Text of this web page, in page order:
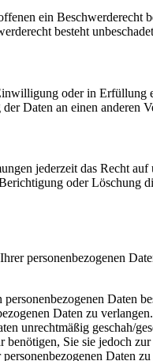
ein
besteht
oder in Erfüllung
Daten an einen
jederzeit das Recht
oder Löschung
personenbezogenen
Daten
Daten zu verlangen.
unrechtmäßig geschah/
Sie sie jedoch
Daten